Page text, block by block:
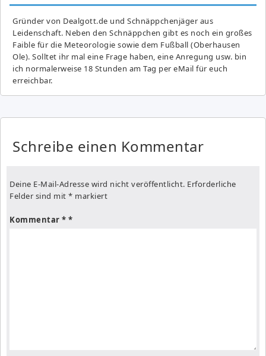
Gründer von Dealgott.de und Schnäppchenjäger aus
Leidenschaft. Neben den Schnäppchen gibt es noch ein großes
Fai­ble für die Meteorologie sowie dem Fußball (Oberhausen
Ole). Solltet ihr mal eine Frage haben, eine Anregung usw. bin
ich normalerweise 18 Stunden am Tag per eMail für euch
erreichbar.
Schreibe einen Kommentar
Deine E-Mail-Adresse wird nicht veröffentlicht. Erforderliche
Felder sind mit * markiert
Kommentar *